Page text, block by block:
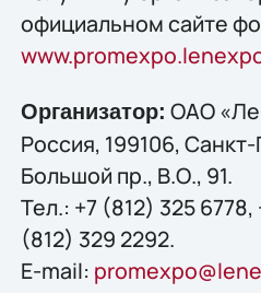
официальном сайте
Организатор: ОАО
Россия, 199106,
Большой пр., В.О., 91.
Тел.: +7 (812) 325 6778,
(812) 329 2292.
E-mail: